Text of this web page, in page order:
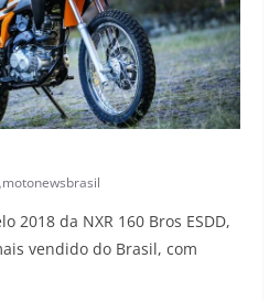
motonewsbrasil
2018 da NXR 160 Bros ESDD,
vendido do Brasil, com